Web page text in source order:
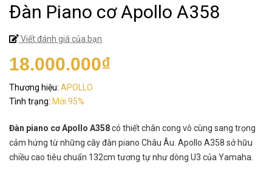
Đàn Piano cơ Apollo A358
Viết đánh giá của bạn
18.000.000₫
Thương hiệu: APOLLO
Tình trạng: Mới 95%
Đàn piano cơ Apollo A358có thiết chân cong vô cùng sang trọng
cảm hứng từ những cây đàn piano Châu Âu. Apollo A358 sở hữu
chiều cao tiêu chuẩn 132cm tương tự như dòng U3 của Yamaha.